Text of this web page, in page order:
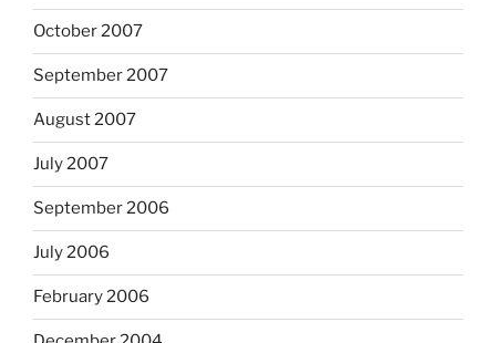
October 2007
September 2007
August 2007
July 2007
September 2006
July 2006
February 2006